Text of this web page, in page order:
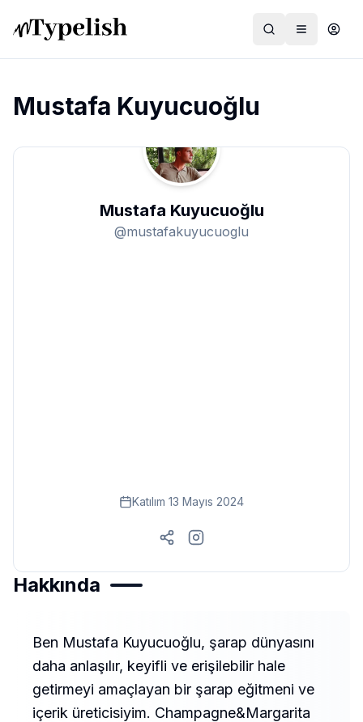
Dünya
Kültür ve Sanat
Mustafa Kuyucuoğlu
Mustafa Kuyucuoğlu
@mustafakuyucuoglu
Katılım 13 Mayıs 2024
Hakkında
Ben Mustafa Kuyucuoğlu, şarap dünyasını
daha anlaşılır, keyifli ve erişilebilir hale
getirmeyi amaçlayan bir şarap eğitmeni ve
içerik üreticisiyim. Champagne&Margarita